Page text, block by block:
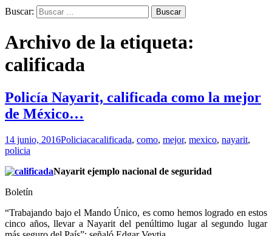
Buscar:
Archivo de la etiqueta:
calificada
Policía Nayarit, calificada como la mejor
de México…
14 junio, 2016Policiacacalificada, como, mejor, mexico, nayarit,
policia
Nayarit ejemplo nacional de seguridad
Boletín
“Trabajando bajo el Mando Único, es como hemos logrado en estos
cinco años, llevar a Nayarit del penúltimo lugar al segundo lugar